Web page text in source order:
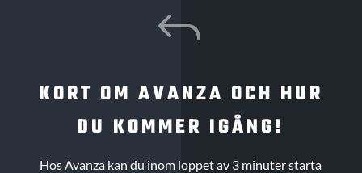
J
KORT OM AVANZA OCH HUR
DU KOMMER IGÅNG!
Hos Avanza kan du inom loppet av 3 minuter starta